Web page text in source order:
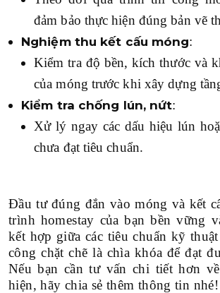
đảm bảo thực hiện đúng bản vẽ
Nghiệm thu kết cấu móng:
Kiểm tra độ bền, kích thước và
của móng trước khi xây dựng
Kiểm tra chống lún, nứt:
Xử lý ngay các dấu hiệu lún
chưa đạt tiêu chuẩn.
Đầu tư đúng đắn vào móng và kết
trình homestay của bạn bền vững
kết hợp giữa các tiêu chuẩn kỹ
công chặt chẽ là chìa khóa để đạt
Nếu bạn cần tư vấn chi tiết hơn
hiện, hãy chia sẻ thêm thông tin